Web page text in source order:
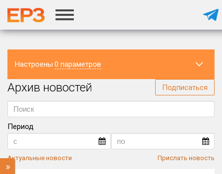
Настроены 0 параметров
Регион
Архив новостей Подписаться
Период
Актуальные новости Прислать новость